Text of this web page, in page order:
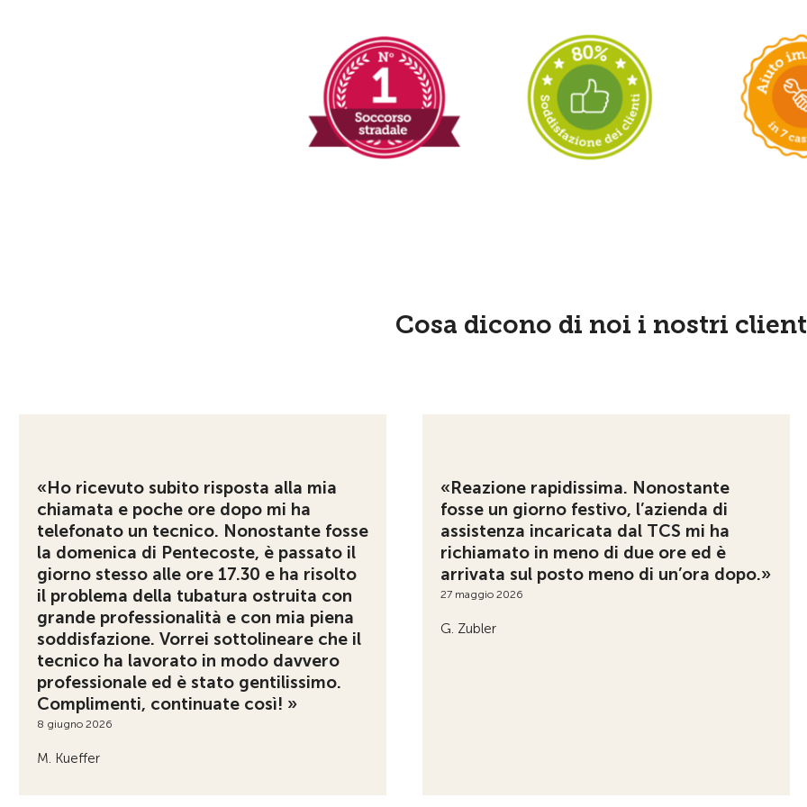
Cosa dicono di noi i nostri
«Ho ricevuto subito risposta alla mia
chiamata e poche ore dopo mi ha
telefonato un tecnico. Nonostante fosse
la domenica di Pentecoste, è passato il
giorno stesso alle ore 17.30 e ha risolto
il problema della tubatura ostruita con
grande professionalità e con mia piena
soddisfazione. Vorrei sottolineare che il
tecnico ha lavorato in modo davvero
professionale ed è stato gentilissimo.
Complimenti, continuate così! »
8 giugno 2026
M. Kueffer
«Reazione rapidissima. Nonostante
fosse un giorno festivo, l’azienda di
assistenza incaricata dal TCS mi ha
richiamato in meno di due ore ed è
arrivata sul posto meno di un’ora dopo.»
27 maggio 2026
G. Zubler